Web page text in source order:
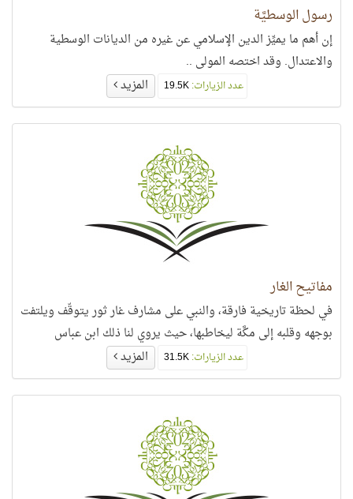
رسول الوسطيَّة
إن أهم ما يميِّز الدين الإسلامي عن غيره من الديانات الوسطية
والاعتدال. وقد اختصه المولى ..
عدد الزيارات:19.5K المزيد
مفاتيح الغار
في لحظة تاريخية فارقة، والنبي على مشارف غار ثور يتوقّف ويلتفت
بوجهه وقلبه إلى مكَّة ليخاطبها، حيث يروي لنا ذلك ابن عباس
عدد الزيارات:31.5K المزيد